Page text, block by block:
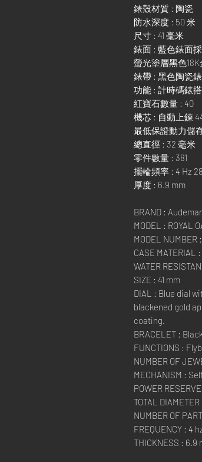
錶殼材質 : 陶瓷
防水深度 : 50 米
尺寸 : 41 毫米
錶面 : 藍色錶面
螢光塗層黑色18K
錶帶 : 黑色陶瓷
功能 : 計時碼錶
紅寶石數量 : 40
機芯 : 自動上鍊
最低保證動力儲
總直徑 : 32 毫米
零件數量 : 381
擺輪頻率 : 4 Hz
厚度 : 6.9 mm
BRAND :
MODEL : ROYAL
MODEL NUMBER
CASE MATERIAL
WATER
SIZE : 41 mm
DIAL : Blue dial
blackened gold
coating.
BRACELET :
FUNCTIONS :
NUMBER OF
MECHANISM :
POWER
TOTAL
NUMBER OF
FREQUENCY : 4
THICKNESS : 6.9